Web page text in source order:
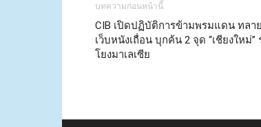
บทความก่อนหน้านี้
CIB เปิดปฏิบัติการข้ามพรมแดน ทลา
เว็บหนังเถื่อน บุกค้น 2 จุด “เชียงใหม่”
โยงมาเลเซีย